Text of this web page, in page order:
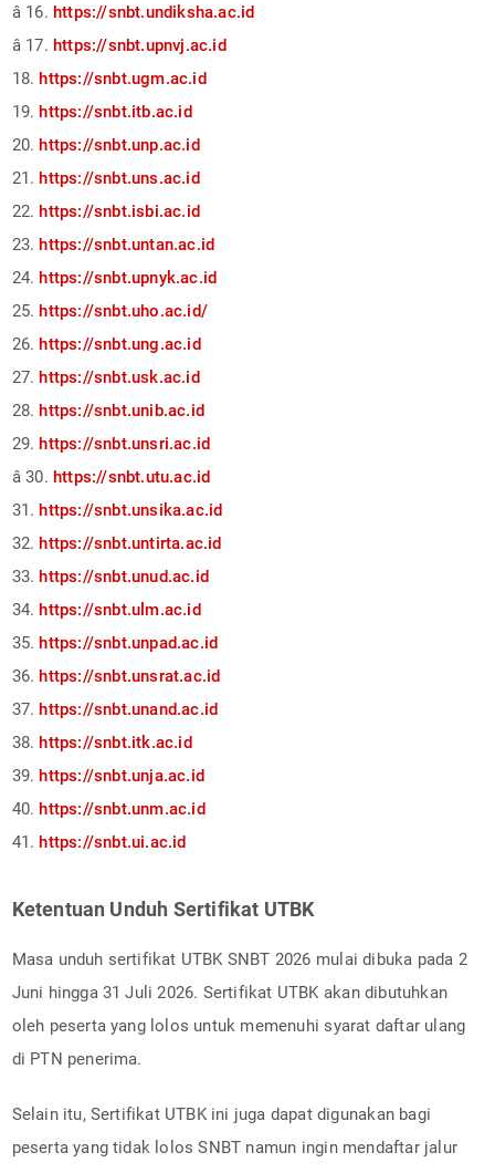
â 16. https://snbt.undiksha.ac.id
â 17. https://snbt.upnvj.ac.id
18.https://snbt.ugm.ac.id
19.https://snbt.itb.ac.id
20.https://snbt.unp.ac.id
21.https://snbt.uns.ac.id
22.https://snbt.isbi.ac.id
23.https://snbt.untan.ac.id
24.https://snbt.upnyk.ac.id
25.https://snbt.uho.ac.id/
26.https://snbt.ung.ac.id
27.https://snbt.usk.ac.id
28.https://snbt.unib.ac.id
29.https://snbt.unsri.ac.id
â 30. https://snbt.utu.ac.id
31.https://snbt.unsika.ac.id
32.https://snbt.untirta.ac.id
33.https://snbt.unud.ac.id
34.https://snbt.ulm.ac.id
35.https://snbt.unpad.ac.id
36.https://snbt.unsrat.ac.id
37.https://snbt.unand.ac.id
38.https://snbt.itk.ac.id
39.https://snbt.unja.ac.id
40.https://snbt.unm.ac.id
41.https://snbt.ui.ac.id
Ketentuan Unduh Sertifikat UTBK
Masa unduh sertifikat UTBK SNBT 2026 mulai dibuka pada 2
Juni hingga 31 Juli 2026. Sertifikat UTBK akan dibutuhkan
oleh peserta yang lolos untuk memenuhi syarat daftar ulang
di PTN penerima.
Selain itu, Sertifikat UTBK ini juga dapat digunakan bagi
peserta yang tidak lolos SNBT namun ingin mendaftar jalur